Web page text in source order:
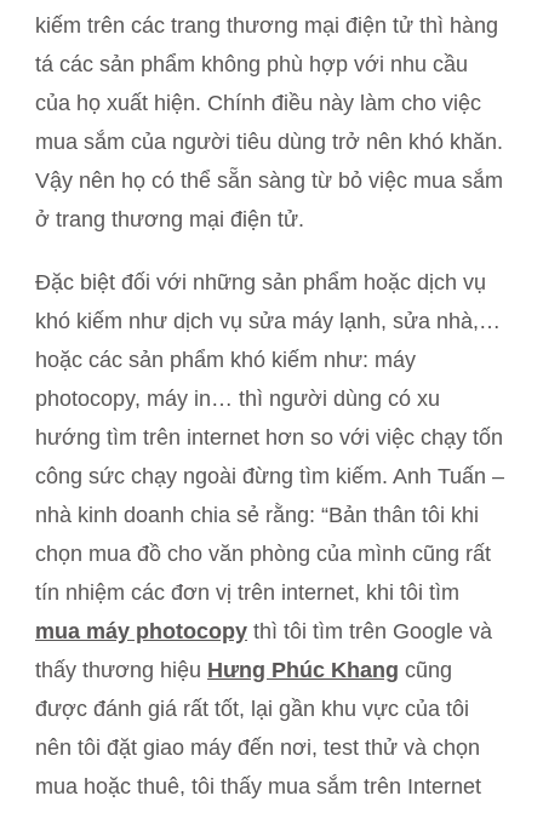
kiếm trên các trang thương mại điện tử thì hàng
tá các sản phẩm không phù hợp với nhu cầu
của họ xuất hiện. Chính điều này làm cho việc
mua sắm của người tiêu dùng trở nên khó khăn.
Vậy nên họ có thể sẵn sàng từ bỏ việc mua sắm
ở trang thương mại điện tử.
Đặc biệt đối với những sản phẩm hoặc dịch vụ
khó kiếm như dịch vụ sửa máy lạnh, sửa nhà,…
hoặc các sản phẩm khó kiếm như: máy
photocopy, máy in… thì người dùng có xu
hướng tìm trên internet hơn so với việc chạy tốn
công sức chạy ngoài đừng tìm kiếm. Anh Tuấn –
nhà kinh doanh chia sẻ rằng: “Bản thân tôi khi
chọn mua đồ cho văn phòng của mình cũng rất
tín nhiệm các đơn vị trên internet, khi tôi tìm
mua máy photocopy thì tôi tìm trên Google và
thấy thương hiệu Hưng Phúc Khang cũng
được đánh giá rất tốt, lại gần khu vực của tôi
nên tôi đặt giao máy đến nơi, test thử và chọn
mua hoặc thuê, tôi thấy mua sắm trên Internet